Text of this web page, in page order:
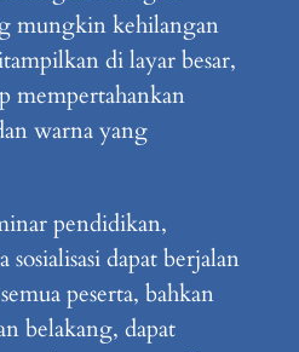
mungkin kehilangan
di layar besar,
mempertahankan
warna yang
pendidikan,
sosialisasi dapat berjalan
peserta, bahkan
belakang, dapat